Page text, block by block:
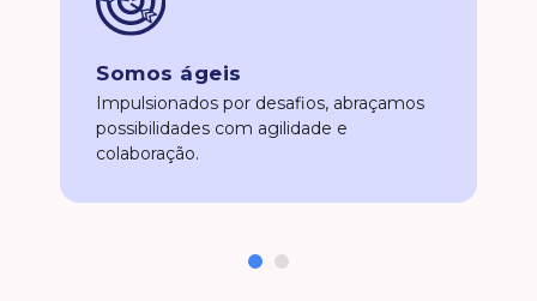
Somos ágeis
Impulsionados por desafios, abraçamos
possibilidades com agilidade e
colaboração.